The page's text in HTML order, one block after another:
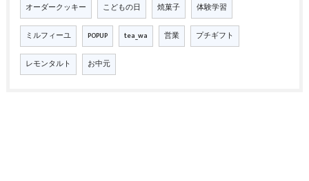
オーダークッキー こどもの日 焼菓子 体験学習
ミルフィーユ POPUP tea_wa 営業 プチギフト
レモンタルト お中元